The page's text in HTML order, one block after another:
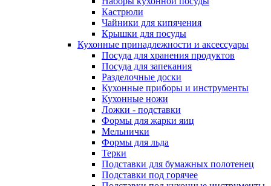
Кастрюли
Чайники для кипячения
Крышки для посуды
Кухонные принадлежности и аксессуары
Посуда для хранения продуктов
Посуда для запекания
Разделочные доски
Кухонные приборы и инструменты
Кухонные ножи
Ложки - подставки
Формы для жарки яиц
Мельнички
Формы для льда
Терки
Подставки для бумажных полотенец
Подставки под горячее